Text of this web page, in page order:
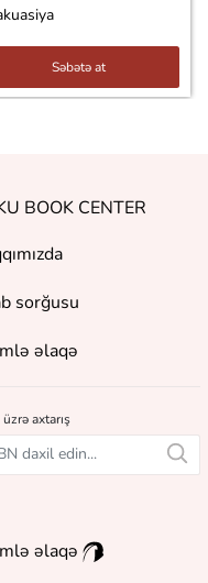
Səbətə at
BOOK CENTER
sorğusu
əlaqə
axtarış
əlaqə